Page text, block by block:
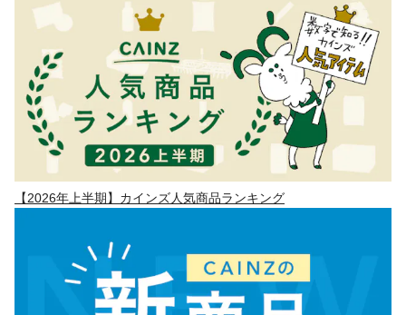
【2026年上半期】カインズ人気商品ランキング